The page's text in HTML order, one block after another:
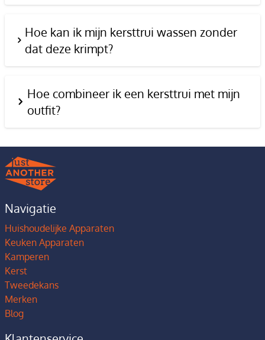
Hoe kan ik mijn kersttrui wassen zonder
dat deze krimpt?
Hoe combineer ik een kersttrui met mijn
outfit?
Navigatie
Huishoudelijke Apparaten
Keuken Apparaten
Kamperen
Kerst
Tweedekans
Merken
Blog